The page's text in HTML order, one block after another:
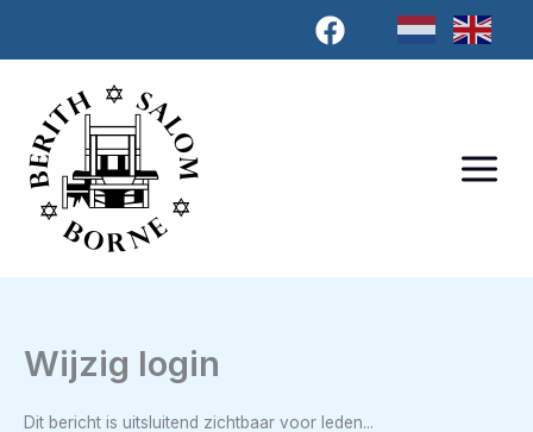
de
Wijzig login
Dit bericht is uitsluitend zichtbaar voor leden...